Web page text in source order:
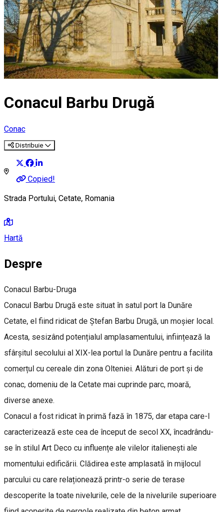
Conacul Barbu Drugă
Conac
Distribuie
Copied!
Strada Portului, Cetate, Romania
Hartă
Despre
Conacul Barbu-Druga
Conacul Barbu Drugă este situat în satul port la Dunăre
Cetate, el fiind ridicat de Ștefan Barbu Drugă, un moșier local.
Acesta, sesizând potențialul amplasamentului, inființează la
sfârșitul secolului al XIX-lea portul la Dunăre pentru a facilita
comerțul cu cereale din zona Olteniei. Alături de port și de
conac, domeniu de la Cetate mai cuprinde parc, moară,
diverse anexe.
Conacul a fost ridicat în primă fază în 1875, dar etapa care-l
caracterizează este cea de început de secol XX, încadrându-
se în stilul Art Deco cu influențe ale vilelor italienești ale
momentului edificării. Clădirea este amplasată în mijlocul
parcului cu care relaționează printr-o serie de terase
descoperite la toate nivelurile, cele de la nivelurile superioare